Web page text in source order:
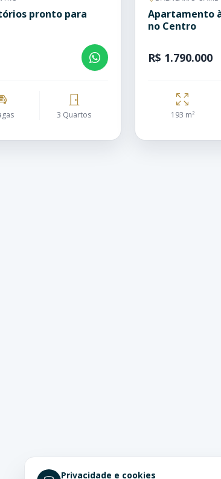
pronto para
3 Quartos
Apartamento
no Centro
R$ 1.790.000
193 m²
Privacidade e cookies